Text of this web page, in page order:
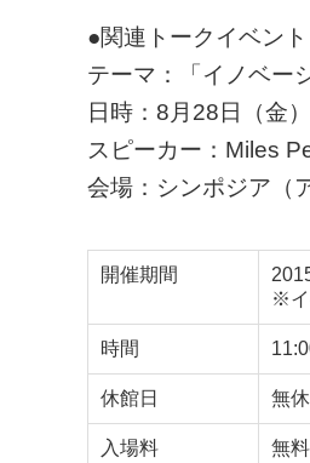
●関連トークイベント
テーマ：「イノベー
日時：8月28日（金
スピーカー：Miles
会場：シンポジア（
開催期間
※イ
時間
休館日 無休
入場料 無料